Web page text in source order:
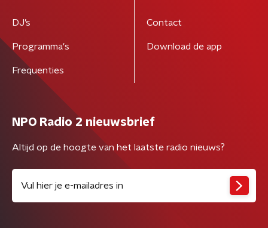
DJ’s
Programma's
Frequenties
Contact
Download de app
NPO Radio 2 nieuwsbrief
Altijd op de hoogte van het laatste radio nieuws?